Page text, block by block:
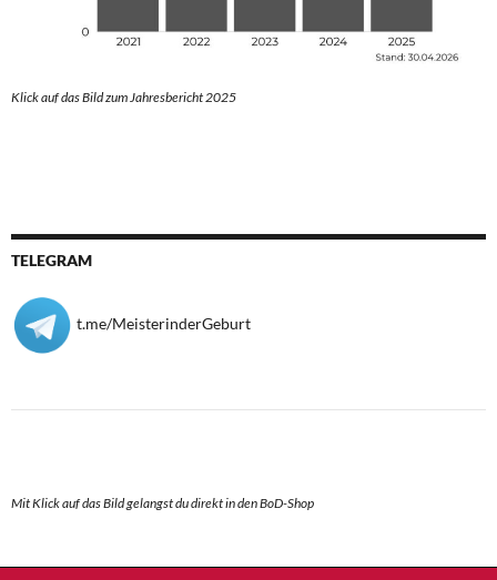
Klick auf das Bild zum Jahresbericht 2025
TELEGRAM
t.me/MeisterinderGeburt
Mit Klick auf das Bild gelangst du direkt in den BoD-Shop